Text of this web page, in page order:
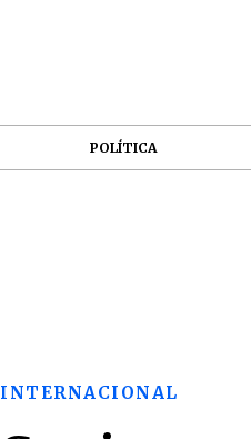
POLÍTICA
INTERNACIONAL